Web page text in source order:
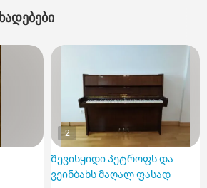
2
Შევისყიდი პეტროფს და
ვეინბახს მაღალ ფასად